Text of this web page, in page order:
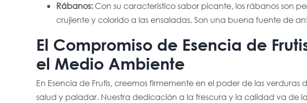
Rábanos: Con su característico sabor picante, los rábanos son
crujiente y colorido a las ensaladas. Son una buena fuente de
El Compromiso de Esencia de
el Medio Ambiente
En Esencia de Frutis, creemos firmemente en el poder de las
salud y paladar. Nuestra dedicación a la frescura y la calidad va de